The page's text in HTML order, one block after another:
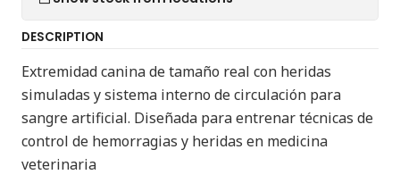
DESCRIPTION
Extremidad canina de tamaño real con heridas
simuladas y sistema interno de circulación para
sangre artificial. Diseñada para entrenar técnicas de
control de hemorragias y heridas en medicina
veterinaria